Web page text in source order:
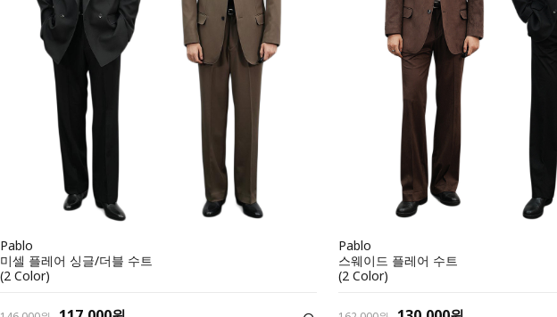
Pablo
미셀 플레어 싱글/더블 수트
(2 Color)
Pablo
스웨이드 플레어 수트
(2 Color)